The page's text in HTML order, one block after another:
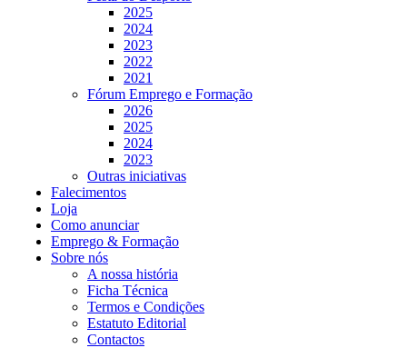
2025
2024
2023
2022
2021
Fórum Emprego e Formação
2026
2025
2024
2023
Outras iniciativas
Falecimentos
Loja
Como anunciar
Emprego & Formação
Sobre nós
A nossa história
Ficha Técnica
Termos e Condições
Estatuto Editorial
Contactos